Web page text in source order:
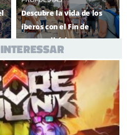
Descubre la vida de los
íberos con el Fin de
semana ibérico